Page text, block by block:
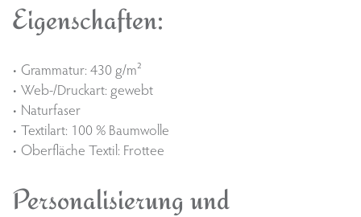
Eigenschaften:
• Grammatur: 430 g/m²
• Web-/Druckart: gewebt
• Naturfaser
• Textilart: 100 % Baumwolle
• Oberfläche Textil: Frottee
Personalisierung und